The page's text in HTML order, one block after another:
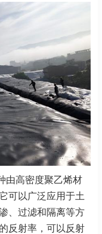
由高密度聚乙烯材
可以广泛应用于土
、过滤和隔离等方
反射率，可以反射